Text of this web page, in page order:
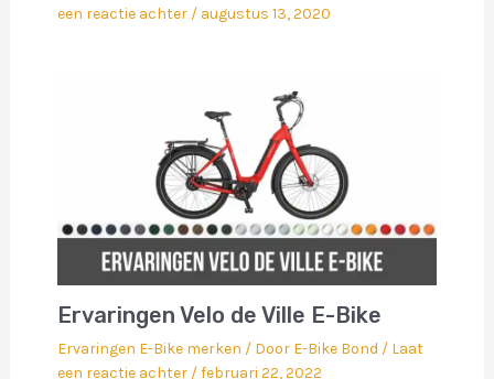
een reactie achter / augustus 13, 2020
Ervaringen Velo de Ville E-Bike
Ervaringen E-Bike merken / Door E-Bike Bond / Laat
een reactie achter /februari 22, 2022